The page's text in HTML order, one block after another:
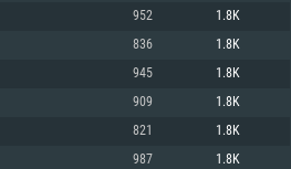
bit)
11.0 ou versão mais recente
(Intel Xeon não suportado)
mais modernas do Linux de 64bit
952 1.8K
836 1.8K
945 1.8K
909 1.8K
821 1.8K
987 1.8K